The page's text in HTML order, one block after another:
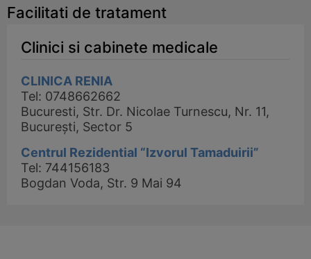
Facilitati de tratament
Clinici si cabinete medicale
CLINICA RENIA
Tel: 0748662662
Bucuresti, Str. Dr. Nicolae Turnescu, Nr. 11,
București, Sector 5
Centrul Rezidential “Izvorul Tamaduirii”
Tel: 744156183
Bogdan Voda, Str. 9 Mai 94